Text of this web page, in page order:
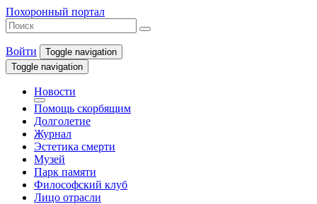
Похоронный портал
Войти
Toggle navigation
Toggle navigation
Новости
Помощь скорбящим
Долголетие
Журнал
Эстетика смерти
Музей
Парк памяти
Философский клуб
Лицо отрасли